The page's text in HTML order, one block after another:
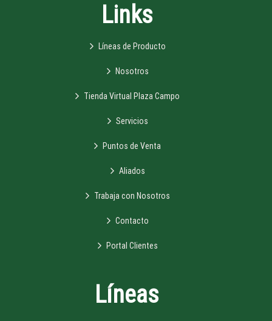
Links
Líneas de Producto
Nosotros
Tienda Virtual Plaza Campo
Servicios
Puntos de Venta
Aliados
Trabaja con Nosotros
Contacto
Portal Clientes
Líneas